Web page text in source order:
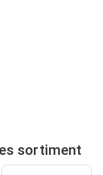
sortiment